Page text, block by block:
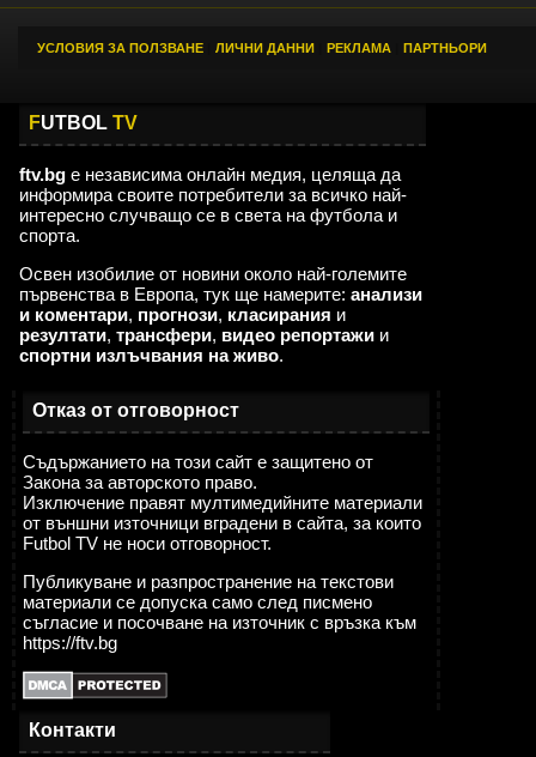
УСЛОВИЯ ЗА ПОЛЗВАНЕ ЛИЧНИ ДАННИ РЕКЛАМА ПАРТНЬОРИ
FUTBOL TV
ftv.bg е независима онлайн медия, целяща да
информира своите потребители за всичко най-
интересно случващо се в света на футбола и
спорта.
Освен изобилие от новини около най-големите
първенства в Европа, тук ще намерите: анализи
и коментари, прогнози, класирания и
резултати, трансфери, видео репортажи и
спортни излъчвания на живо.
Отказ от отговорност
Съдържанието на този сайт е защитено от
Закона за авторското право.
Изключение правят мултимедийните материали
от външни източници вградени в сайта, за които
Futbol TV не носи отговорност.
Публикуване и разпространение на текстови
материали се допуска само след писмено
съгласие и посочване на източник с връзка към
https://ftv.bg
Контакти